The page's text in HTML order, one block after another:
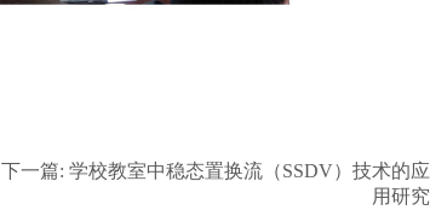
下一篇:学校教室中稳态置换流（SSDV）技术的应
用研究